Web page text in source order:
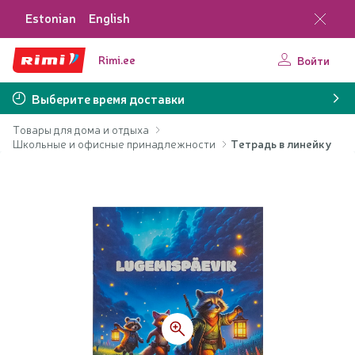
Estonian English
Rimi.ee Войти
Выберите время доставки
Товары для дома и отдыха
Школьные и офисные принадлежности
Тетрадь в линейку